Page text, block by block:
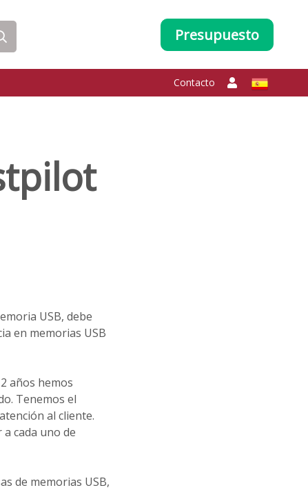
Presupuesto
Contacto
USB, debe
en memorias USB
años hemos
Tenemos el
al cliente.
cada uno de
de memorias USB,